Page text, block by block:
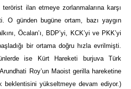
terörist ilan etmeye zorlanmalarına karşı
O günden bugüne ortam, bazı yaygın
Öcalan’ı, BDP’yi, KCK’yi ve PKK’yi
bir ortama doğru hızla evrilmişti.
ise Kürt Hareketi burjuva Türk
Arundhati Roy’un Maoist gerilla hareketine
beklentisini yükseltmeye devam ediyor.)